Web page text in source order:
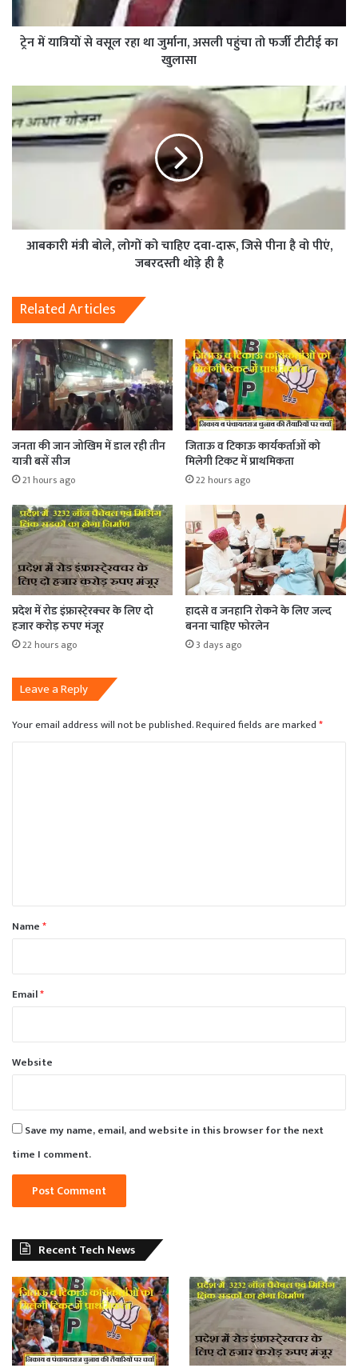
ट्रेन में यात्रियों से वसूल रहा था जुर्माना, असली पहुंचा तो फर्जी टीटीई का
खुलासा
आबकारी मंत्री बोले, लोगों को चाहिए दवा-दारू, जिसे पीना है वो पीएं,
जबरदस्ती थोड़े ही है
Related Articles
जनता की जान जोखिम में डाल रही तीन
यात्री बसें सीज
21 hours ago
जिताऊ व टिकाऊ कार्यकर्ताओं को
मिलेगी टिकट में प्राथमिकता
22 hours ago
प्रदेश में रोड इंफ्रास्टे्रक्चर के लिए दो
हजार करोड़ रुपए मंजूर
22 hours ago
हादसे व जनहानि रोकने के लिए जल्द
बनना चाहिए फोरलेन
3 days ago
Leave a Reply
Your email address will not be published.Required fields are marked*
*Name*
Email*
Website
Save my name, email, and website in this browser for the next
time I comment.
Recent Tech News